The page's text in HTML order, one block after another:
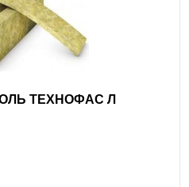
ТЕХНОФАС Л